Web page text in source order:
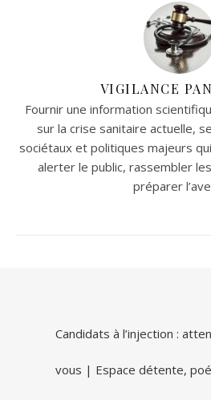
VIGILANCE
Fournir une information
sur la crise sanitaire actuelle,
sociétaux et politiques majeurs
alerter le public, rassembler
préparer
Candidats à l’injection :
vous | Espace détente,